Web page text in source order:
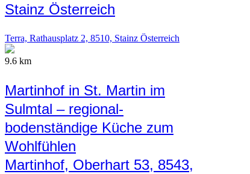
Stainz Österreich
Terra, Rathausplatz 2, 8510, Stainz Österreich
9.6 km
Martinhof in St. Martin im
Sulmtal – regional-
bodenständige Küche zum
Wohlfühlen
Martinhof, Oberhart 53, 8543,